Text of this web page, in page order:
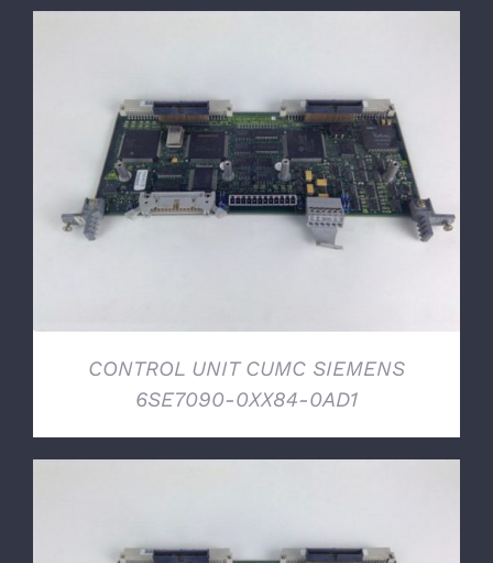
DETTAGLI
CONTROL UNIT CUMC SIEMENS
6SE7090-0XX84-0AD1